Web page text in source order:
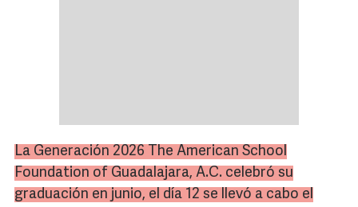
La Generación 2026 The American School
Foundation of Guadalajara, A.C. celebró su
graduación en junio, el día 12 se llevó a cabo el